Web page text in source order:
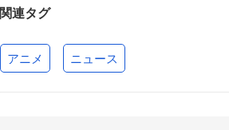
関連タグ
アニメ ニュース